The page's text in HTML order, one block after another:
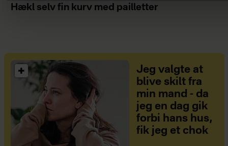
Hækl selv fin kurv med pailletter
Jeg valgte at
blive skilt fra
min mand - da
jeg en dag gik
forbi hans hus,
fik jeg et chok